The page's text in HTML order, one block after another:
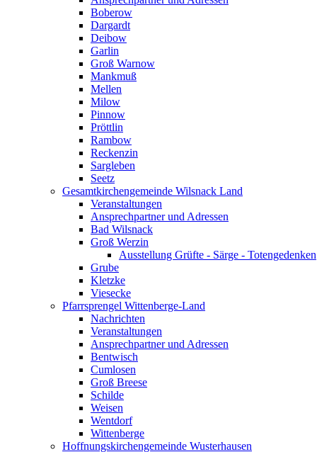
Boberow
Dargardt
Deibow
Garlin
Groß Warnow
Mankmuß
Mellen
Milow
Pinnow
Pröttlin
Rambow
Reckenzin
Sargleben
Seetz
Gesamtkirchengemeinde Wilsnack Land
Veranstaltungen
Ansprechpartner und Adressen
Bad Wilsnack
Groß Werzin
Ausstellung Grüfte - Särge - Totengedenken
Grube
Kletzke
Viesecke
Pfarrsprengel Wittenberge-Land
Nachrichten
Veranstaltungen
Ansprechpartner und Adressen
Bentwisch
Cumlosen
Groß Breese
Schilde
Weisen
Wentdorf
Wittenberge
Hoffnungskirchengemeinde Wusterhausen